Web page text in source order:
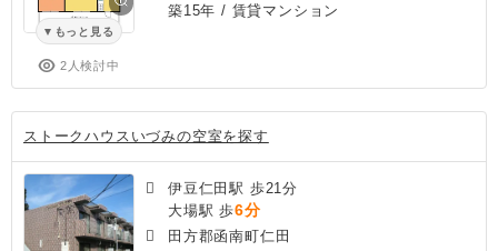
もっと見る
2人検討中
築15年 / 賃貸マンション
ストークハウスいづみの空室を探す
伊豆仁田駅 歩21分
大場駅 歩6分
田方郡函南町仁田